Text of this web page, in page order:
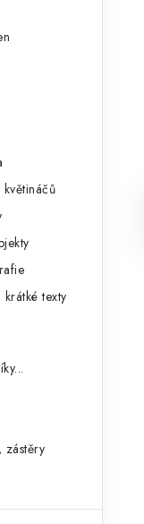
texty
zástěry